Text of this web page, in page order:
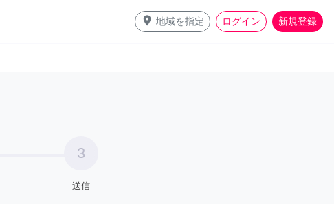
place 地域を指定 ログイン 新規登録
3
送信